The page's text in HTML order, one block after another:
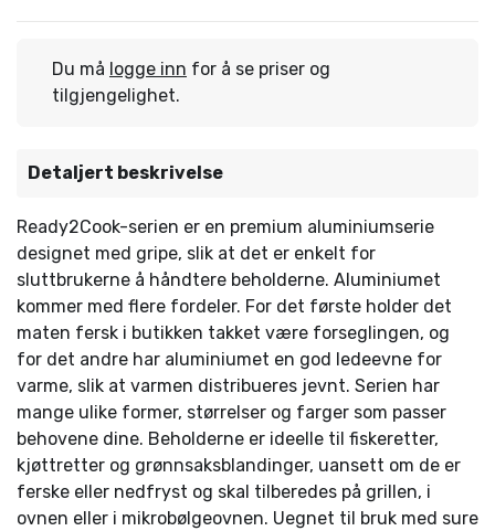
Du må logge inn for å se priser og
tilgjengelighet.
Detaljert beskrivelse
Ready2Cook-serien er en premium aluminiumserie
designet med gripe, slik at det er enkelt for
sluttbrukerne å håndtere beholderne. Aluminiumet
kommer med flere fordeler. For det første holder det
maten fersk i butikken takket være forseglingen, og
for det andre har aluminiumet en god ledeevne for
varme, slik at varmen distribueres jevnt. Serien har
mange ulike former, størrelser og farger som passer
behovene dine. Beholderne er ideelle til fiskeretter,
kjøttretter og grønnsaksblandinger, uansett om de er
ferske eller nedfryst og skal tilberedes på grillen, i
ovnen eller i mikrobølgeovnen. Uegnet til bruk med sure